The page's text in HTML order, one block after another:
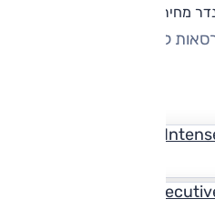
מחירון וגרסאות